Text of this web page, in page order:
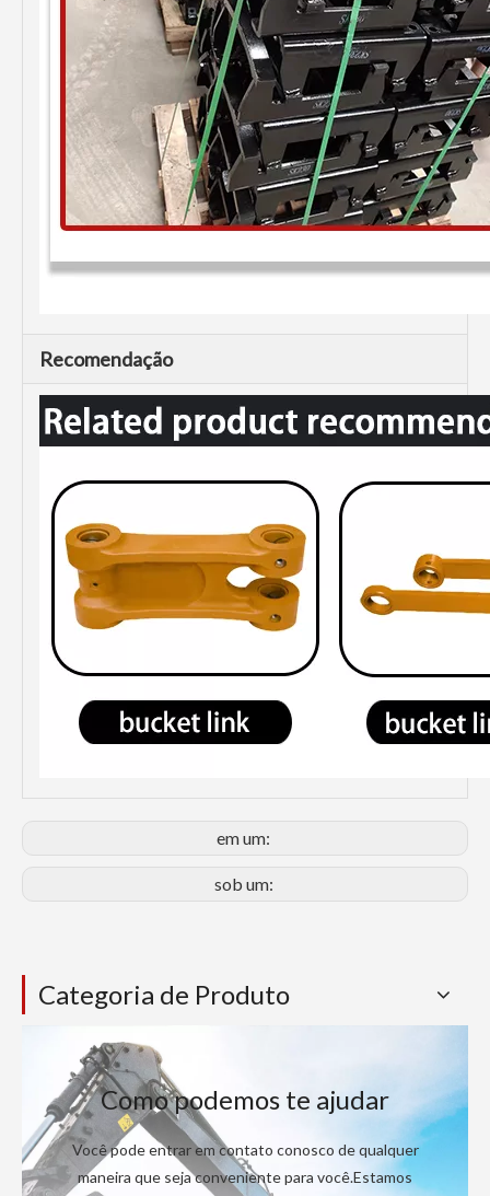
Recomendação
em um:
sob um:
Categoria de Produto
Como podemos te ajudar
Você pode entrar em contato conosco de qualquer
maneira que seja conveniente para você.Estamos